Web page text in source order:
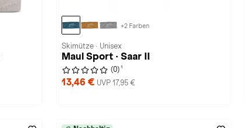
+2 Farben
Skimütze · Unisex
Maul Sport · Saar II
(0) 1
13,46 € UVP 17,95 €